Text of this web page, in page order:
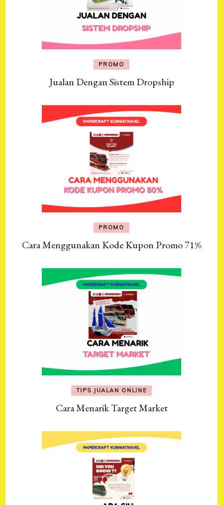
PROMO
Jualan Dengan Sistem Dropship
PROMO
Cara Menggunakan Kode Kupon Promo 71%
TIPS JUALAN ONLINE
Cara Menarik Target Market